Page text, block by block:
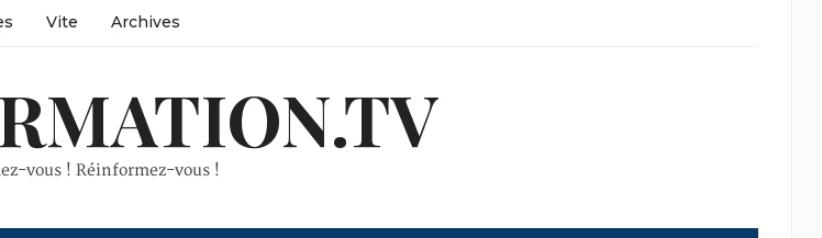
Vite Archives
vous ! Réinformez-vous !